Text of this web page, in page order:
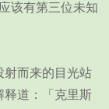
该有第三位未知
而来的目光站
释道：「克里斯